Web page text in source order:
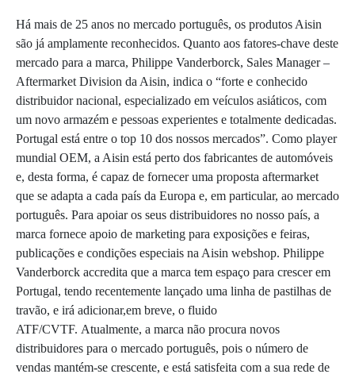
Há mais de 25 anos no mercado português, os produtos Aisin
são já amplamente reconhecidos. Quanto aos fatores-chave deste
mercado para a marca, Philippe Vanderborck, Sales Manager –
Aftermarket Division da Aisin, indica o “forte e conhecido
distribuidor nacional, especializado em veículos asiáticos, com
um novo armazém e pessoas experientes e totalmente dedicadas.
Portugal está entre o top 10 dos nossos mercados”. Como player
mundial OEM, a Aisin está perto dos fabricantes de automóveis
e, desta forma, é capaz de fornecer uma proposta aftermarket
que se adapta a cada país da Europa e, em particular, ao mercado
português. Para apoiar os seus distribuidores no nosso país, a
marca fornece apoio de marketing para exposições e feiras,
publicações e condições especiais na Aisin webshop. Philippe
Vanderborck accredita que a marca tem espaço para crescer em
Portugal, tendo recentemente lançado uma linha de pastilhas de
travão, e irá adicionar,em breve, o fluido
ATF/CVTF. Atualmente, a marca não procura novos
distribuidores para o mercado português, pois o número de
vendas mantém-se crescente, e está satisfeita com a sua rede de